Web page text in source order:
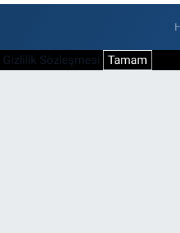
Gizlilik Sözleşmesi Tamam